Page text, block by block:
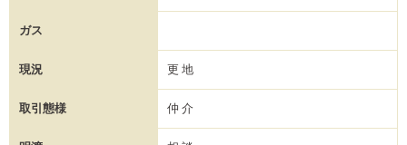
ガス
現況 更地
取引態様 仲介